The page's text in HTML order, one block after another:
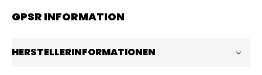
GPSR INFORMATION
HERSTELLERINFORMATIONEN